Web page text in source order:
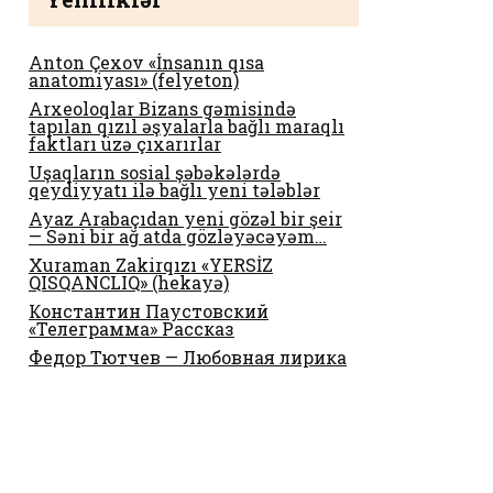
Anton Çexov «İnsanın qısa
anatomiyası» (felyeton)
Arxeoloqlar Bizans gəmisində
tapılan qızıl əşyalarla bağlı maraqlı
faktları üzə çıxarırlar
Uşaqların sosial şəbəkələrdə
qeydiyyatı ilə bağlı yeni tələblər
Ayaz Arabaçıdan yeni gözəl bir şeir
— Səni bir ağ atda gözləyəcəyəm…
Xuraman Zakirqızı «YERSİZ
QISQANCLIQ» (hekayə)
Константин Паустовский
«Телеграмма» Рассказ
Федор Тютчев — Любовная лирика